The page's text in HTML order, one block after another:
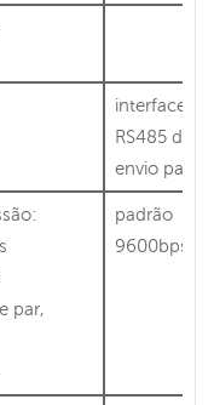
interface
RS485 de
envio
par,
padrão
9600bps